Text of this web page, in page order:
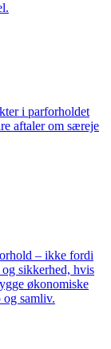
i parforholdet
aftaler om særeje
– ikke fordi
sikkerhed, hvis
økonomiske
samliv.